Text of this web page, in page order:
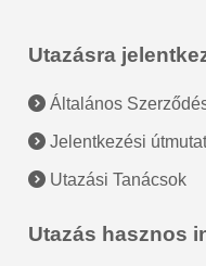
Utazásra
Általános
Jelentkezési
Utazási Tanácsok
Utazás hasznos